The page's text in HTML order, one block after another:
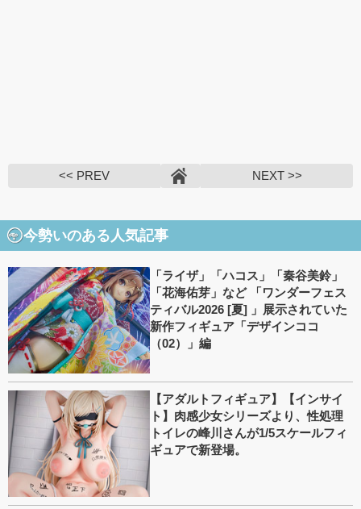
<< PREV NEXT >>
今勢いのある人気記事
「ライザ」「ハコス」「秦谷美鈴」
「花海佑芽」など 「ワンダーフェス
ティバル2026 [夏] 」展示されていた
新作フィギュア「デザインココ
（02）」編
【アダルトフィギュア】【インサイ
ト】肉感少女シリーズより、性処理
トイレの峰川さんが1/5スケールフィ
ギュアで新登場。